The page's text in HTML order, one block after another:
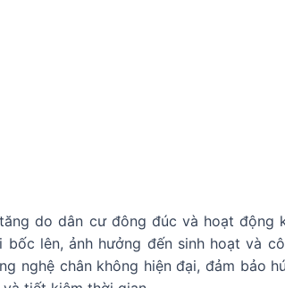
do dân cư đông đúc và hoạt động
lên, ảnh hưởng đến sinh hoạt và
nghệ chân không hiện đại, đảm bảo